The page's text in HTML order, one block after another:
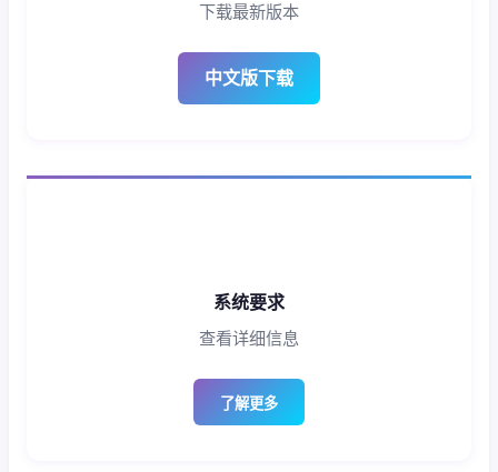
下载最新版本
中文版下载
系统要求
查看详细信息
了解更多